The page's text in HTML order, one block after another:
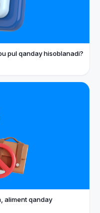
pul qanday hisoblanadi?
aliment qanday